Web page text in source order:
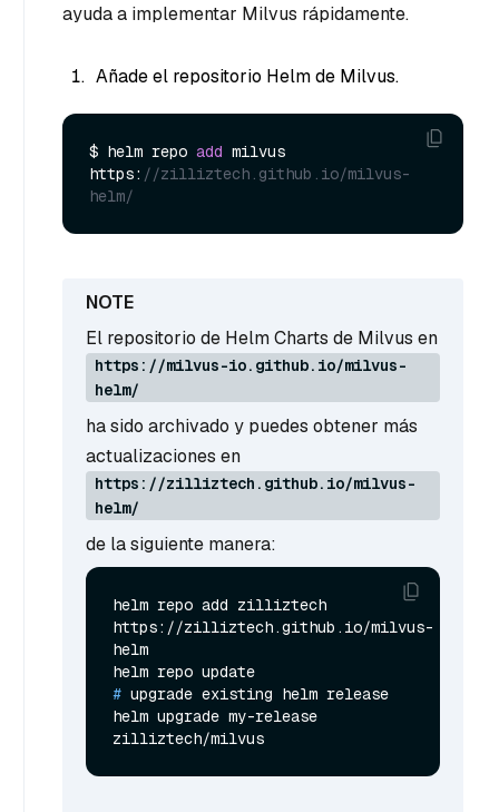
ayuda a implementar Milvus rápidamente.
Añade el repositorio Helm de Milvus.
$ helm repo add milvus
https: //zilliztech.github.io/milvus-
helm/
El repositorio de Helm Charts de Milvus en
https://milvus-io.github.io/milvus-
helm/
ha sido archivado y puedes obtener más
actualizaciones en
https://zilliztech.github.io/milvus-
helm/
de la siguiente manera:
helm repo add zilliztech
https://zilliztech.github.io/milvus-
helm
# upgrade existing helm release
helm upgrade my-release